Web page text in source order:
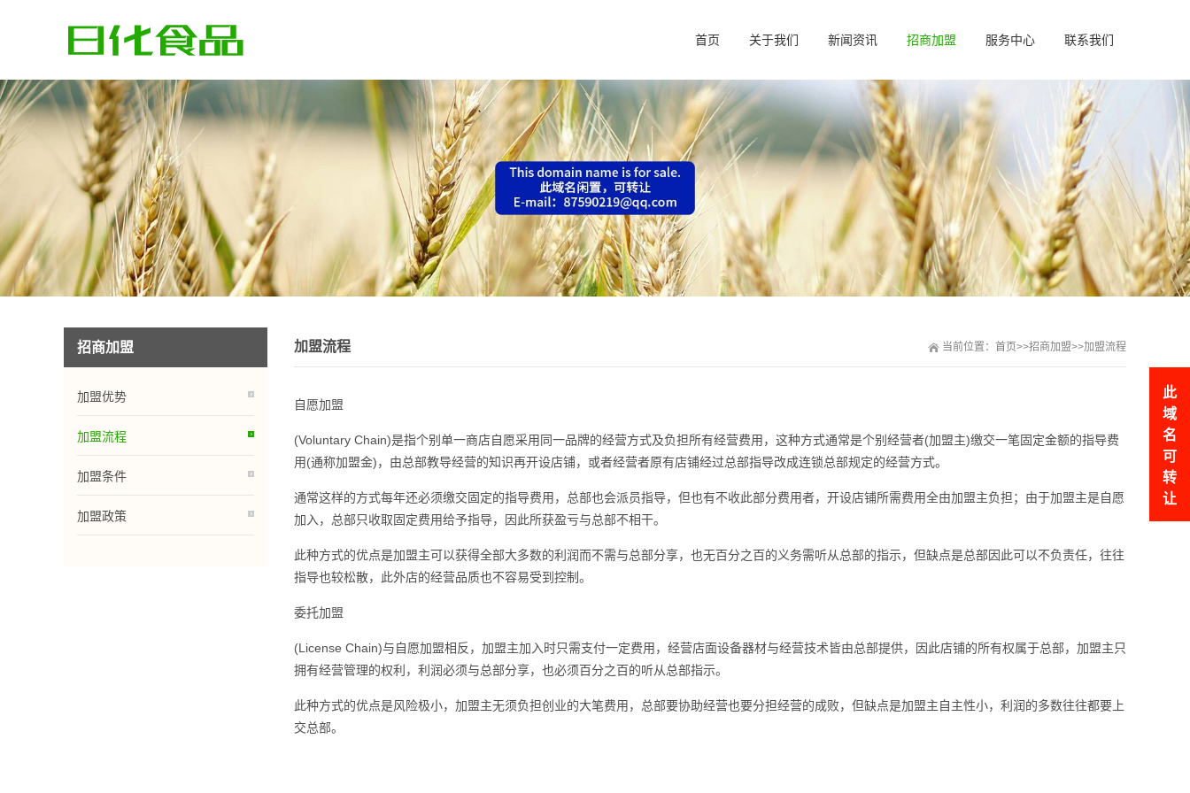
首页 关于我们 新闻资讯 招商加盟 服务中心 联系我们
当前位置： 首页>>招商加盟>>加盟流程
加盟流程
自愿加盟
(Voluntary Chain)是指个别单一商店自愿采用同一品牌的经营方式及负担所有经营费用，这种方式通常是个别经营者(加盟主)缴交一笔固定金额的指导费
用(通称加盟金)，由总部教导经营的知识再开设店铺，或者经营者原有店铺经过总部指导改成连锁总部规定的经营方式。
通常这样的方式每年还必须缴交固定的指导费用，总部也会派员指导，但也有不收此部分费用者，开设店铺所需费用全由加盟主负担；由于加盟主是自愿
加入，总部只收取固定费用给予指导，因此所获盈亏与总部不相干。
此种方式的优点是加盟主可以获得全部大多数的利润而不需与总部分享，也无百分之百的义务需听从总部的指示，但缺点是总部因此可以不负责任，往往
指导也较松散，此外店的经营品质也不容易受到控制。
委托加盟
(License Chain)与自愿加盟相反，加盟主加入时只需支付一定费用，经营店面设备器材与经营技术皆由总部提供，因此店铺的所有权属于总部，加盟主只
拥有经营管理的权利，利润必须与总部分享，也必须百分之百的听从总部指示。
此种方式的优点是风险极小，加盟主无须负担创业的大笔费用，总部要协助经营也要分担经营的成败，但缺点是加盟主自主性小，利润的多数往往都要上
交总部。
招商加盟
加盟优势
加盟流程
加盟条件
加盟政策
此
域
名
可
转
让